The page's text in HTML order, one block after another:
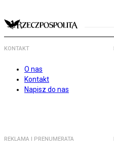
KONTAKT
O nas
Kontakt
Napisz do nas
REKLAMA I PRENUMERATA